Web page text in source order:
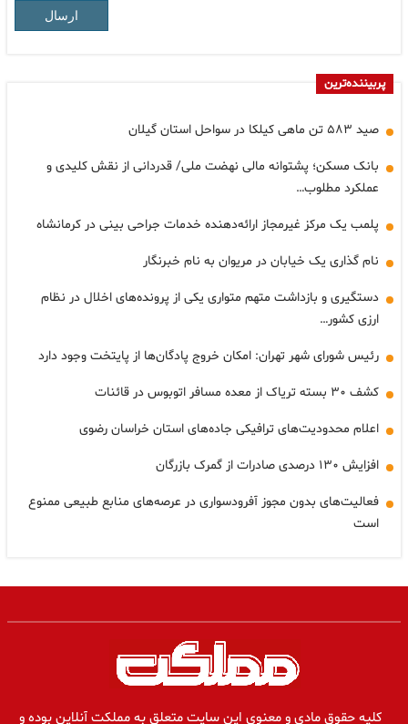
ارسال
پربیننده‌ترین
صید ۵۸۳ تن ماهی کیلکا در سواحل استان گیلان
بانک مسکن؛ پشتوانه مالی نهضت ملی/ قدردانی از نقش کلیدی و
عملکرد مطلوب…
پلمب یک مرکز غیرمجاز ارائه‌دهنده خدمات جراحی بینی در کرمانشاه
نام گذاری یک خیابان در مریوان به نام خبرنگار
دستگیری و بازداشت متهم متواری یکی از پرونده‌های اخلال در نظام
ارزی کشور…
رئیس شورای شهر تهران: امکان خروج پادگان‌ها از پایتخت وجود دارد
کشف ۳۰ بسته تریاک از معده مسافر اتوبوس در قائنات
اعلام محدودیت‌های ترافیکی جاده‌های استان خراسان رضوی
افزایش ۱۳۰ درصدی صادرات از گمرک بازرگان
فعالیت‌های بدون مجوز آفرودسواری در عرصه‌های منابع طبیعی ممنوع
است
کلیه حقوق مادی و معنوی این سایت متعلق به مملکت آنلاین بوده و